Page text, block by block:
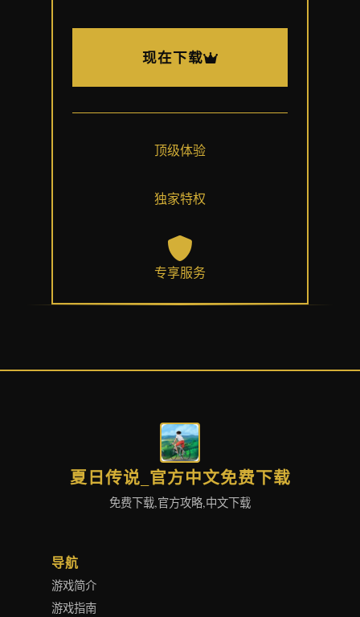
现在下载
顶级体验
独家特权
专享服务
夏日传说_官方中文免费下载
免费下载,官方攻略,中文下载
导航
游戏简介
游戏指南